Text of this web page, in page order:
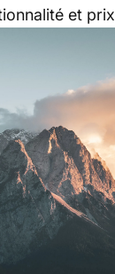
et